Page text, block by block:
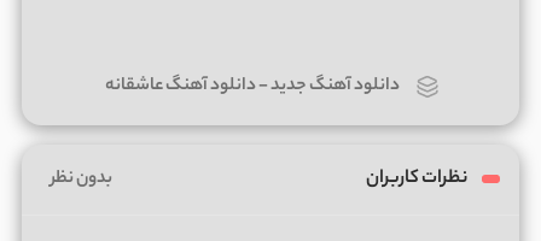
دانلود آهنگ جدید-دانلود آهنگ عاشقانه
نظرات کاربران بدون نظر